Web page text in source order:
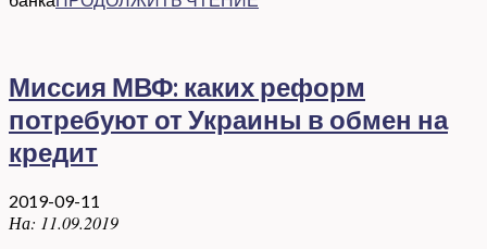
Миссия МВФ: каких реформ
потребуют от Украины в обмен на
кредит
2019-09-11
На: 11.09.2019